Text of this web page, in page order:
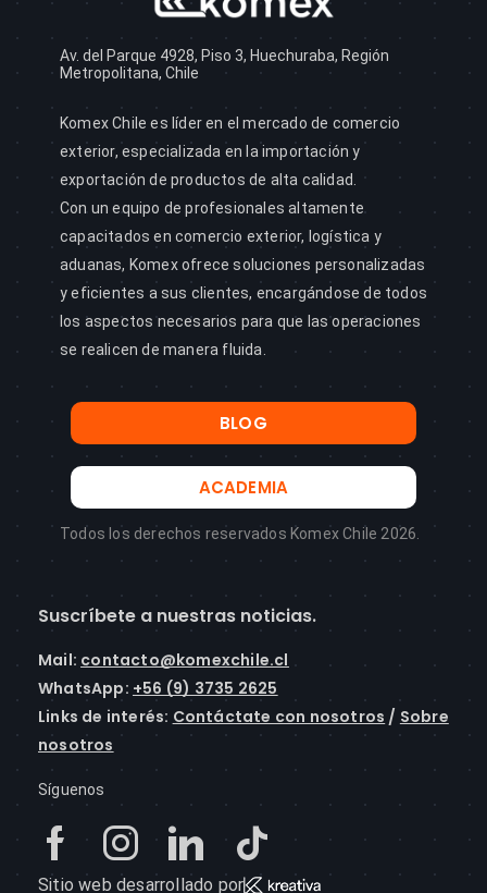
Av. del Parque 4928, Piso 3, Huechuraba, Región
Metropolitana, Chile
Komex Chile es líder en el mercado de comercio
exterior, especializada en la importación y
exportación de productos de alta calidad.
Con un equipo de profesionales altamente
capacitados en comercio exterior, logística y
aduanas, Komex ofrece soluciones personalizadas
y eficientes a sus clientes, encargándose de todos
los aspectos necesarios para que las operaciones
se realicen de manera fluida.
BLOG
ACADEMIA
Todos los derechos reservados Komex Chile 2026.
Suscríbete a nuestras noticias.
Mail: contacto@komexchile.cl
WhatsApp: +56 (9) 3735 2625
Links de interés: Contáctate con nosotros / Sobre
nosotros
Síguenos
Sitio web desarrollado por